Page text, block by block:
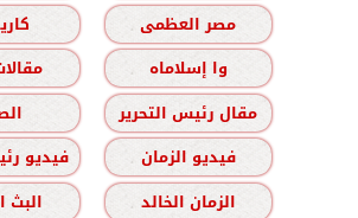
مصر العظمى
وا إسلاماه
مقال رئيس التحرير
فيديو الزمان
فيديو
الزمان الخالد
البث